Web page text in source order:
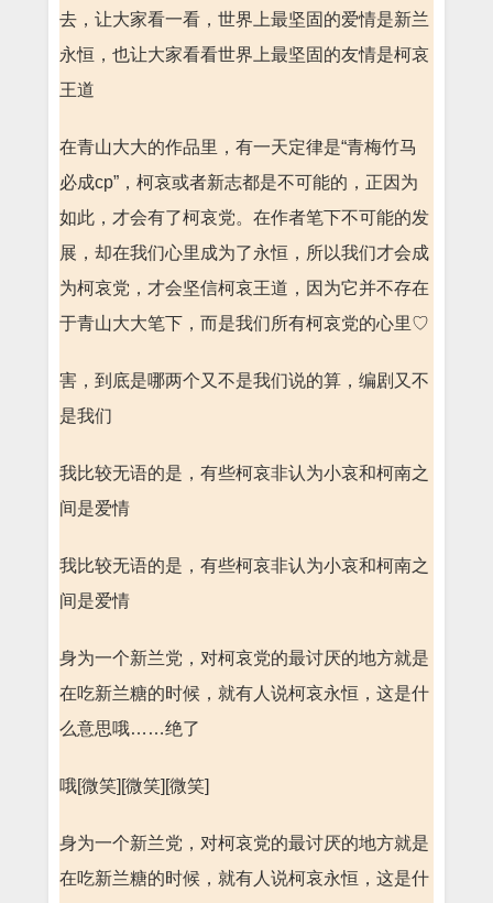
去，让大家看一看，世界上最坚固的爱情是新兰
永恒，也让大家看看世界上最坚固的友情是柯哀
王道
在青山大大的作品里，有一天定律是“青梅竹马
必成cp”，柯哀或者新志都是不可能的，正因为
如此，才会有了柯哀党。在作者笔下不可能的发
展，却在我们心里成为了永恒，所以我们才会成
为柯哀党，才会坚信柯哀王道，因为它并不存在
于青山大大笔下，而是我们所有柯哀党的心里♡
害，到底是哪两个又不是我们说的算，编剧又不
是我们
我比较无语的是，有些柯哀非认为小哀和柯南之
间是爱情
我比较无语的是，有些柯哀非认为小哀和柯南之
间是爱情
身为一个新兰党，对柯哀党的最讨厌的地方就是
在吃新兰糖的时候，就有人说柯哀永恒，这是什
么意思哦……绝了
哦[微笑][微笑][微笑]
身为一个新兰党，对柯哀党的最讨厌的地方就是
在吃新兰糖的时候，就有人说柯哀永恒，这是什